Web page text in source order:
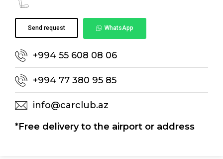
Send request WhatsApp
+994 55 608 08 06
+994 77 380 95 85
info@carclub.az
*Free delivery to the airport or address